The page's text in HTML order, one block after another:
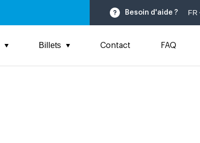
Besoin d'aide ? FR
Billets Contact FAQ